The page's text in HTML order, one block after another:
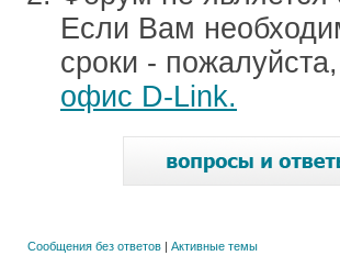
Если Вам
сроки -
офис D-Link.
Сообщения без ответов | Активные темы